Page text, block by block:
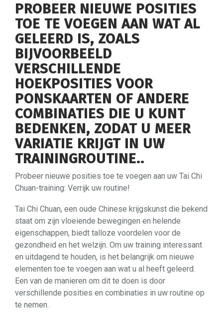
PROBEER NIEUWE POSITIES
TOE TE VOEGEN AAN WAT AL
GELEERD IS, ZOALS
BIJVOORBEELD
VERSCHILLENDE
HOEKPOSITIES VOOR
PONSKAARTEN OF ANDERE
COMBINATIES DIE U KUNT
BEDENKEN, ZODAT U MEER
VARIATIE KRIJGT IN UW
TRAININGROUTINE..
Probeer nieuwe posities toe te voegen aan uw Tai Chi
Chuan-training: Verrijk uw routine!
Tai Chi Chuan, een oude Chinese krijgskunst die bekend
staat om zijn vloeiende bewegingen en helende
eigenschappen, biedt talloze voordelen voor de
gezondheid en het welzijn. Om uw training interessant
en uitdagend te houden, is het belangrijk om nieuwe
elementen toe te voegen aan wat u al heeft geleerd.
Een van de manieren om dit te doen is door
verschillende posities en combinaties in uw routine op
te nemen.